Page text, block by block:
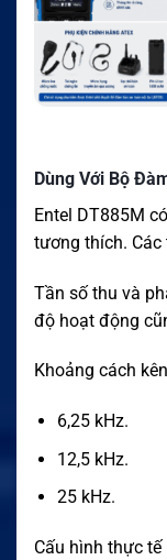
Dùng Với Bộ
Entel DT885M
tương thích.
Tần số thu và
độ hoạt động
Khoảng cách
6,25 kHz.
12,5 kHz.
25 kHz.
Cấu hình thực